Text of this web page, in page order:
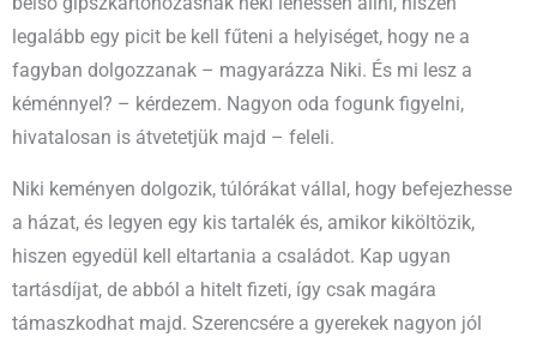
legalább egy picit be kell fűteni a helyiséget, hogy ne a
fagyban dolgozzanak – magyarázza Niki. És mi lesz a
kéménnyel? – kérdezem. Nagyon oda fogunk figyelni,
hivatalosan is átvetetjük majd – feleli.
Niki keményen dolgozik, túlórákat vállal, hogy befejezhesse
a házat, és legyen egy kis tartalék és, amikor kiköltözik,
hiszen egyedül kell eltartania a családot. Kap ugyan
tartásdíjat, de abból a hitelt fizeti, így csak magára
támaszkodhat majd. Szerencsére a gyerekek nagyon jól